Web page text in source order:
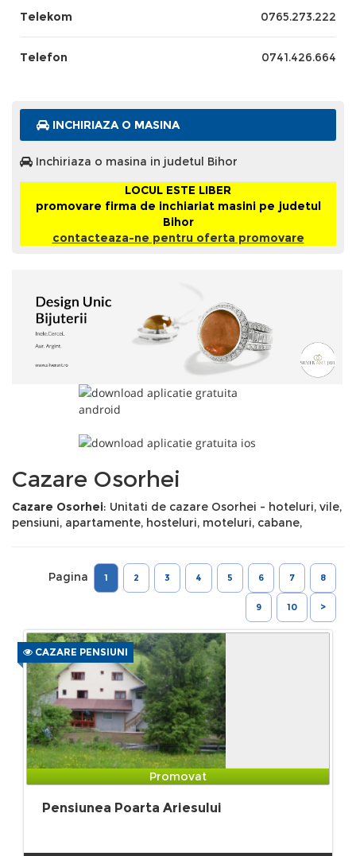
Telekom 0765.273.222
Telefon 0741.426.664
INCHIRIAZA O MASINA
Inchiriaza o masina in judetul Bihor
LOCUL ESTE LIBER
promovare firma de inchiariat masini pe judetul
Bihor
contacteaza-ne pentru oferta promovare
Cazare Osorhei
Cazare Osorhei: Unitati de cazare Osorhei - hoteluri, vile,
pensiuni, apartamente, hosteluri, moteluri, cabane,
Pagina 1 2 3 4 5 6 7 8
9 10 >
CAZARE PENSIUNI
Promovat
Pensiunea Poarta Ariesului